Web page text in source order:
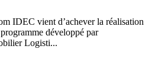
IDEC vient d’achever la réalisation
développé par
Logisti...